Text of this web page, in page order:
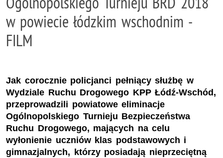
w powiecie łódzkim wschodnim -
FILM
Jak corocznie policjanci pełniący służbę w
Wydziale Ruchu Drogowego KPP Łódź-Wschód,
przeprowadzili powiatowe eliminacje
Ogólnopolskiego Turnieju Bezpieczeństwa
Ruchu Drogowego, mających na celu
wyłonienie uczniów klas podstawowych i
gimnazjalnych, którzy posiadają nieprzeciętną